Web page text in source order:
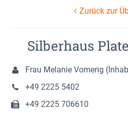
Zurück zur
Silberhaus
Frau Melanie Vomerig
+49 2225 5402
+49 2225 706610